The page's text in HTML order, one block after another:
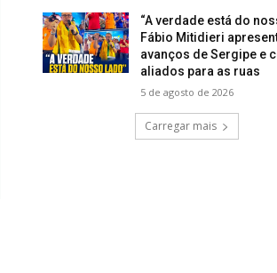
“A verdade está do
Fábio Mitidieri
avanços de Sergipe e
aliados para as ruas
5 de agosto de 2026
Carregar mais